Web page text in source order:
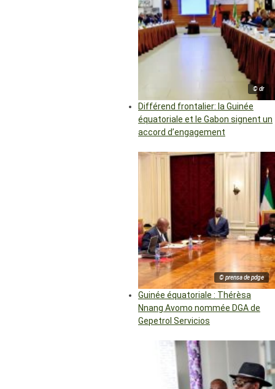
© dr
Différend frontalier: la Guinée
équatoriale et le Gabon signent un
accord d’engagement
© prensa de pdge
Guinée équatoriale : Thérèsa
Nnang Avomo nommée DGA de
Gepetrol Servicios